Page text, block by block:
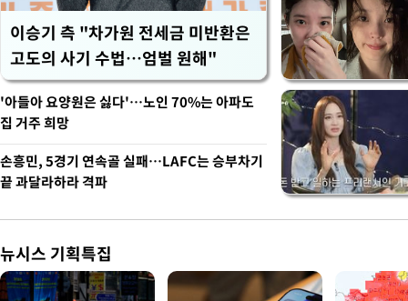
이승기 측 "차가원 전세금 미반환은
고도의 사기 수법…엄벌 원해"
'아들아 요양원은 싫다'…노인 70%는 아파도
집 거주 희망
손흥민, 5경기 연속골 실패…LAFC는 승부차기
끝 과달라하라 격파
뉴시스 기획특집